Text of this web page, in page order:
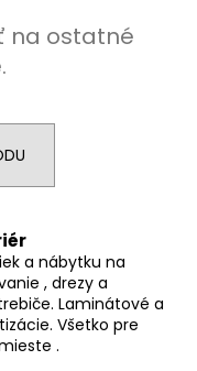
na ostatné
a nábytku na
, drezy a
Laminátové a
Všetko pre
.